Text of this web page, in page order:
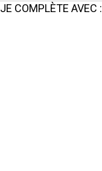
JE COMPLÈTE AVEC :